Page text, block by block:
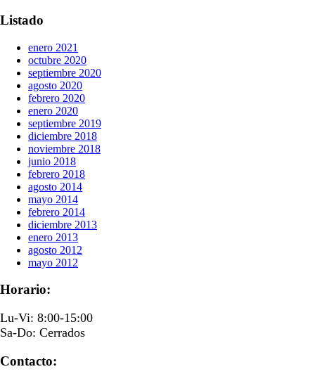
Listado
enero 2021
octubre 2020
septiembre 2020
agosto 2020
febrero 2020
enero 2020
septiembre 2019
diciembre 2018
noviembre 2018
junio 2018
febrero 2018
agosto 2014
mayo 2014
febrero 2014
diciembre 2013
enero 2013
agosto 2012
mayo 2012
Horario:
Lu-Vi: 8:00-15:00
Sa-Do: Cerrados
Contacto: